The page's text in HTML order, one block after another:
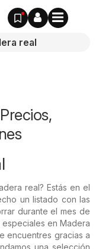
real? Estás en el
un listado con las
durante el mes de
en Madera
encuentres gracias a
una selección